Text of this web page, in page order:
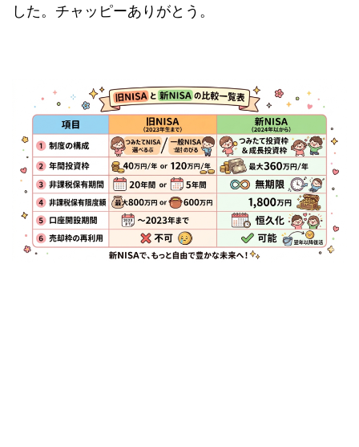
した。チャッピーありがとう。